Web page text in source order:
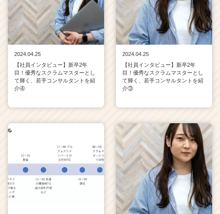
2024.04.25
【社員インタビュー】新卒2年
目！優秀なスクラムマスターとし
て輝く、若手コンサルタントを紹
介④
2024.04.25
【社員インタビュー】新卒2年
目！優秀なスクラムマスターとし
て輝く、若手コンサルタントを紹
介③